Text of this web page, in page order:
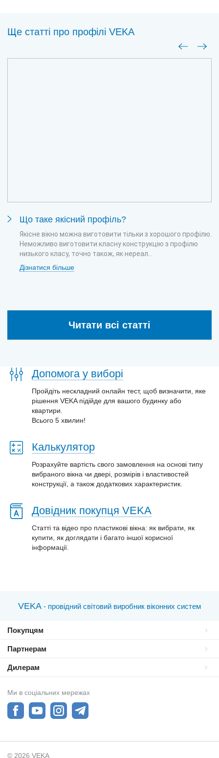
Ще статті про профілі VEKA
Що таке якісний профіль?
Якісне вікно можна виготовити тільки з хорошого профілю.
Неможливо виготовити класну конструкцію з профілю
низького класу, точно також, як нереал...
Дізнатися більше
Читати всі статті
Допомога у виборі
Пройдіть нескладний онлайн тест, щоб визначити, яке
рішення VEKA підійде для вашого будинку або
квартири.
Всього 5 хвилин!
Калькулятор
Розрахуйте вартість свого замовлення на основі типу
вибраного вікна чи двері, розмірів і властивостей
конструкції, а також додаткових характеристик.
Довідник покупця VEKA
Статті та відео про пластиковi вікна: як вибрати, як
купити, як доглядати і багато іншої корисної
інформації.
VEKA - провідний світовий виробник віконних систем
Покупцям
Партнерам
Дилерам
Ми в соціальних мережах
© 2026 VEKA